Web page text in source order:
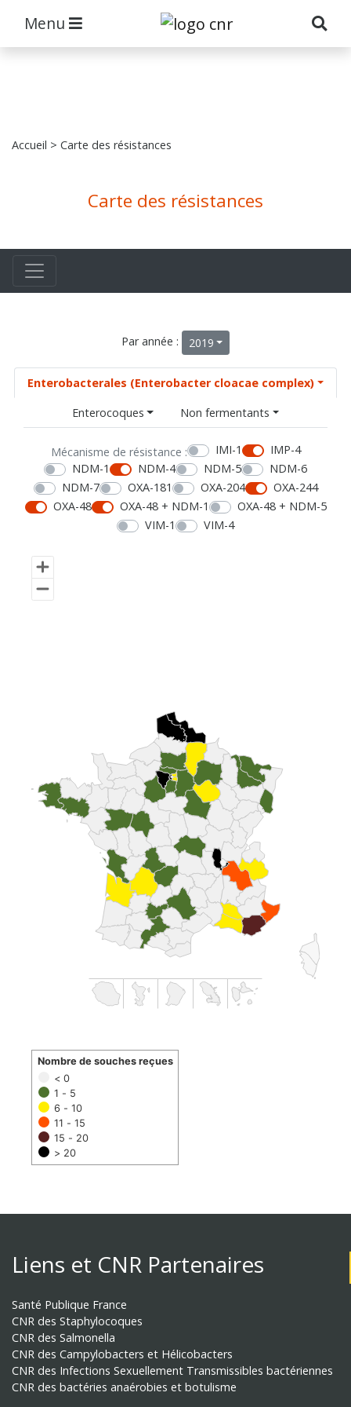
Menu
Accueil > Carte des résistances
Carte des résistances
Par année : 2019
Enterobacterales (Enterobacter cloacae complex)
Enterocoques
Non fermentants
Mécanisme de résistance : IMI-1
IMP-4
NDM-1
NDM-4 NDM-5
NDM-6
NDM-7
OXA-181 OXA-204
OXA-244
OXA-48
OXA-48 + NDM-1
OXA-48 + NDM-5
VIM-1
VIM-4
< 0
1 - 5
6 - 10
11 - 15
15 - 20
> 20
Nombre de souches reçues
Liens et CNR Partenaires
Santé Publique France
CNR des Staphylocoques
CNR des Salmonella
CNR des Campylobacters et Hélicobacters
CNR des Infections Sexuellement Transmissibles bactériennes
CNR des bactéries anaérobies et botulisme